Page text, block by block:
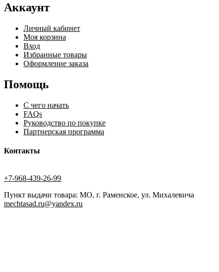
Аккаунт
Личный кабинет
Моя корзина
Вход
Избранные товары
Оформление заказа
Помощь
С чего начать
FAQs
Руководство по покупке
Партнерская программа
Контакты
+7-968-439-26-99
Пункт выдачи товара: МО, г. Раменское, ул. Михалевича
mechtasad.ru@yandex.ru